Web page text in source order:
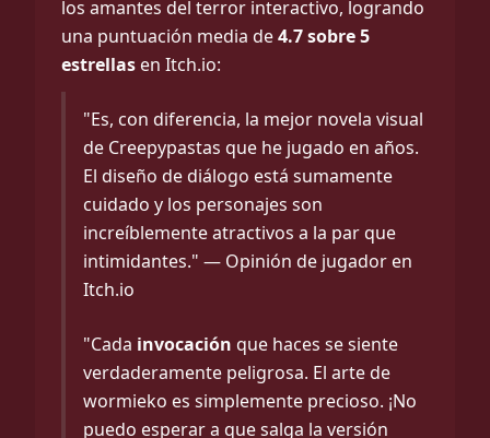
los amantes del terror interactivo, logrando
una puntuación media de4.7 sobre 5
estrellas en Itch.io:
"Es, con diferencia, la mejor novela visual
de Creepypastas que he jugado en años.
El diseño de diálogo está sumamente
cuidado y los personajes son
increíblemente atractivos a la par que
intimidantes." — Opinión de jugador en
Itch.io
"Cada invocación que haces se siente
verdaderamente peligrosa. El arte de
wormieko es simplemente precioso. ¡No
puedo esperar a que salga la versión